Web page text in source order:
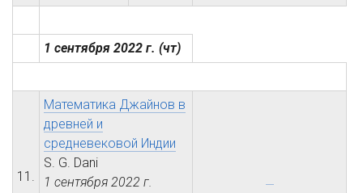
1 сентября 2022 г. (чт)
11.
Математика Джайнов в
древней и
средневековой Индии
S. G. Dani
1 сентября 2022 г.